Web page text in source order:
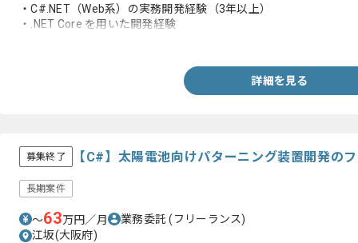
・C#.NET（Web系）の実務開発経験（3年以上）
・.NET Core を用いた開発経験
詳細を見る
募集終了 【C#】太陽電池向けパターニング装置開発の
長期案件
〜63万円／月 業務委託(フリーランス)
江坂(大阪府)